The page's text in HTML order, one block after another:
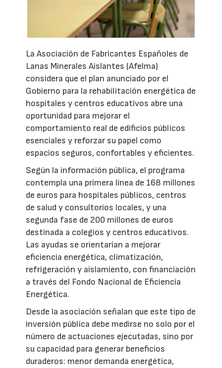
La Asociación de Fabricantes Españoles de
Lanas Minerales Aislantes (Afelma)
considera que el plan anunciado por el
Gobierno para la rehabilitación energética de
hospitales y centros educativos abre una
oportunidad para mejorar el
comportamiento real de edificios públicos
esenciales y reforzar su papel como
espacios seguros, confortables y eficientes.
Según la información pública, el programa
contempla una primera línea de 168 millones
de euros para hospitales públicos, centros
de salud y consultorios locales, y una
segunda fase de 200 millones de euros
destinada a colegios y centros educativos.
Las ayudas se orientarían a mejorar
eficiencia energética, climatización,
refrigeración y aislamiento, con financiación
a través del Fondo Nacional de Eficiencia
Energética.
Desde la asociación señalan que este tipo de
inversión pública debe medirse no solo por el
número de actuaciones ejecutadas, sino por
su capacidad para generar beneficios
duraderos: menor demanda energética,